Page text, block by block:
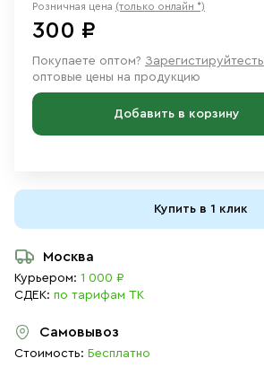
Розничная цена (только онлайн *)
300 ₽
Покупаете оптом? Зарегистируйтесть
оптовые цены на продукцию
Добавить в корзину
Купить в 1 клик
Москва
Курьером: 1 000 ₽
СДЕК: по тарифам ТК
Самовывоз
Стоимость: Бесплатно